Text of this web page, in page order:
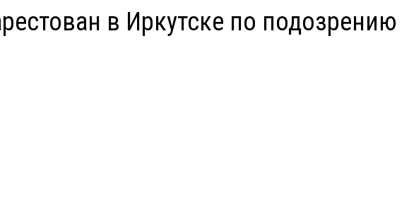
в Иркутске по подозрению